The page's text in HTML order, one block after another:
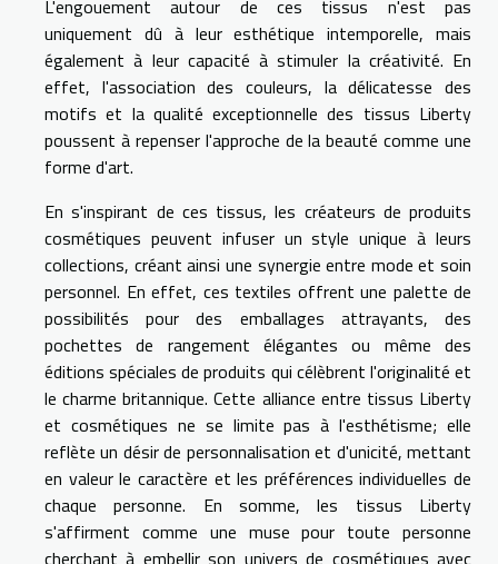
L'engouement autour de ces tissus n'est pas
uniquement dû à leur esthétique intemporelle, mais
également à leur capacité à stimuler la créativité. En
effet, l'association des couleurs, la délicatesse des
motifs et la qualité exceptionnelle des tissus Liberty
poussent à repenser l'approche de la beauté comme une
forme d'art.
En s'inspirant de ces tissus, les créateurs de produits
cosmétiques peuvent infuser un style unique à leurs
collections, créant ainsi une synergie entre mode et soin
personnel. En effet, ces textiles offrent une palette de
possibilités pour des emballages attrayants, des
pochettes de rangement élégantes ou même des
éditions spéciales de produits qui célèbrent l'originalité et
le charme britannique. Cette alliance entre tissus Liberty
et cosmétiques ne se limite pas à l'esthétisme; elle
reflète un désir de personnalisation et d'unicité, mettant
en valeur le caractère et les préférences individuelles de
chaque personne. En somme, les tissus Liberty
s'affirment comme une muse pour toute personne